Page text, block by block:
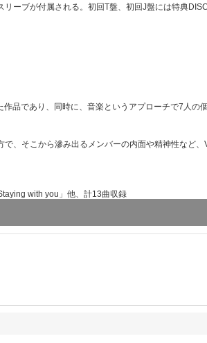
ーブが付属される。初回T盤、初回J盤には特典
品であり、同時に、音楽というアプローチで7人の
、そこから滲み出るメンバーの内面や精神性など
with you」他、計13曲収録
with you」他、計13曲収録
with you」他、計13曲＋Bonus Track収録